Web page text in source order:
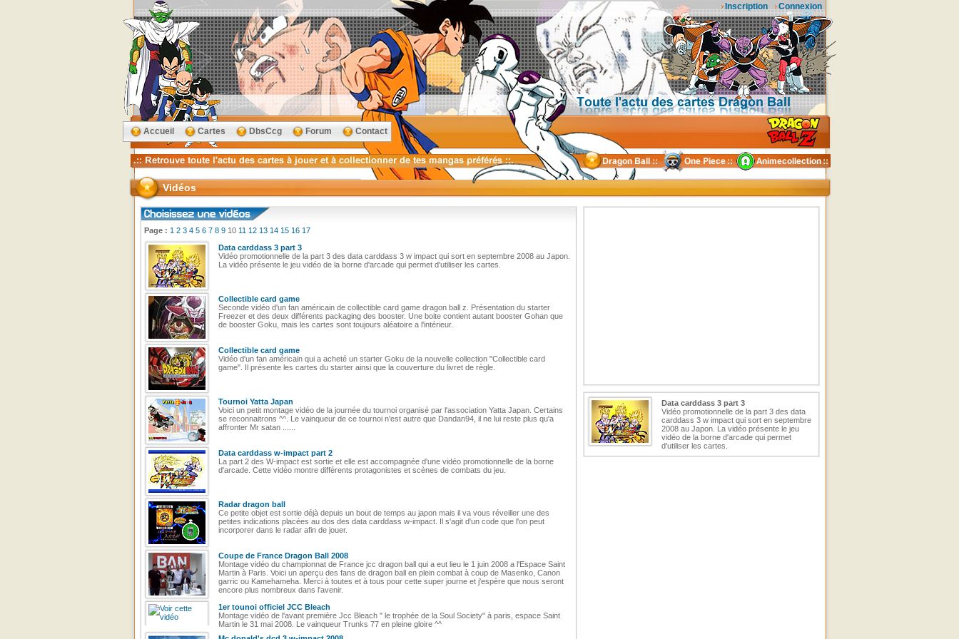
Connexion
Inscription
Accueil Cartes DbsCcg Forum Contact
Vidéos
Page : 1 2 3 4 5 6 7 8 9 10 11 12 13 14 15 16 17
Data carddass 3 part 3
Vidéo promotionnelle de la part 3 des data carddass 3 w impact qui sort en septembre 2008 au Japon.
La vidéo présente le jeu vidéo de la borne d'arcade qui permet d'utiliser les cartes.
Collectible card game
Seconde vidéo d'un fan américain de collectible card game dragon ball z. Présentation du starter
Freezer et des deux différents packaging des booster. Une boite contient autant booster Gohan que
de booster Goku, mais les cartes sont toujours aléatoire a l'intérieur.
Collectible card game
Vidéo d'un fan américain qui a acheté un starter Goku de la nouvelle collection "Collectible card
game". Il présente les cartes du starter ainsi que la couverture du livret de règle.
Tournoi Yatta Japan
Voici un petit montage vidéo de la journée du tournoi organisé par l'association Yatta Japan. Certains
se reconnaitrons ^^. Le vainqueur de ce tournoi n'est autre que Dandan94, il ne lui reste plus qu'a
affronter Mr satan ......
Data carddass w-impact part 2
La part 2 des W-impact est sortie et elle est accompagnée d'une vidéo promotionnelle de la borne
d'arcade. Cette vidéo montre différents protagonistes et scènes de combats du jeu.
Radar dragon ball
Ce petite objet est sortie déjà depuis un bout de temps au japon mais il va vous réveiller une des
petites indications placées au dos des data carddass w-impact. Il s'agit d'un code que l'on peut
incorporer dans le radar afin de jouer.
Coupe de France Dragon Ball 2008
Montage vidéo du championnat de France jcc dragon ball qui a eut lieu le 1 juin 2008 a l'Espace Saint
Martin à Paris. Voici un aperçu des fans de dragon ball en plein combat à coup de Masenko, Canon
garric ou Kamehameha. Merci à toutes et à tous pour cette super journe et j'espère que nous seront
encore plus nombreux dans l'avenir.
1er tounoi officiel JCC Bleach
Montage vidéo de l'avant première Jcc Bleach " le trophée de la Soul Society" à paris, espace Saint
Martin le 31 mai 2008. Le vainqueur Trunks 77 en pleine gloire ^^
Data carddass 3 part 3
Vidéo promotionnelle de la part 3 des data
carddass 3 w impact qui sort en septembre
2008 au Japon. La vidéo présente le jeu
vidéo de la borne d'arcade qui permet
d'utiliser les cartes.